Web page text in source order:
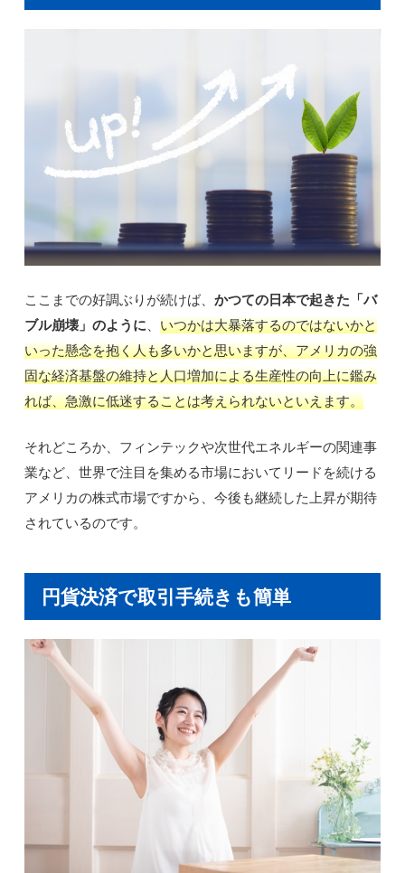
ここまでの好調ぶりが続けば、かつての日本で起きた「バ
ブル崩壊」のように、いつかは大暴落するのではないかと
いった懸念を抱く人も多いかと思いますが、アメリカの強
固な経済基盤の維持と人口増加による生産性の向上に鑑み
れば、急激に低迷することは考えられないといえます。
それどころか、フィンテックや次世代エネルギーの関連事
業など、世界で注目を集める市場においてリードを続ける
アメリカの株式市場ですから、今後も継続した上昇が期待
されているのです。
円貨決済で取引手続きも簡単